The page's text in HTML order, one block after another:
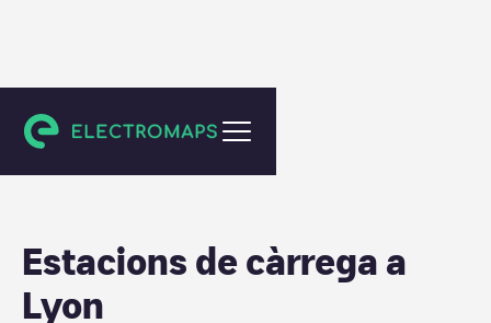
Rhône
Estacions de càrrega a
Lyon